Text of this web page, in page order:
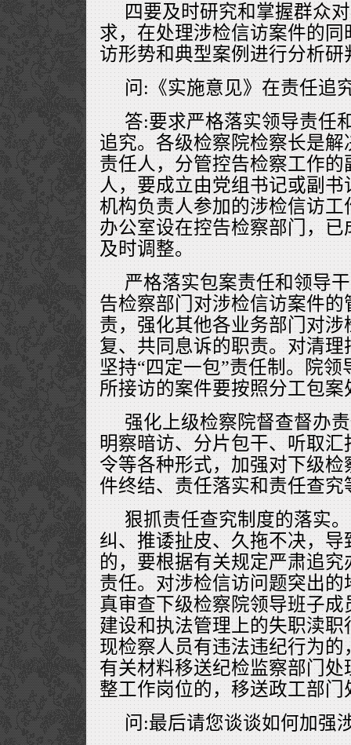
四要及时研究和掌握群众
求，在处理涉检信访案件的
访形势和典型案例进行分析研
问:《实施意见》在责任追
答:要求严格落实领导责任
追究。各级检察院检察长是
责任人，分管控告检察工作
人，要成立由党组书记或副
机构负责人参加的涉检信访
办公室设在控告检察部门，
及时调整。
严格落实包案责任和领导
告检察部门对涉检信访案件
责，强化其他各业务部门对
复、共同息诉的职责。对清
坚持“四定一包”责任制。院
所接访的案件要按照分工包
强化上级检察院督查督办
明察暗访、分片包干、听取
令等各种形式，加强对下级
件终结、责任落实和责任查
狠抓责任查究制度的落实
纠、推诿扯皮、久拖不决，
的，要根据有关规定严肃追
责任。对涉检信访问题突出
真审查下级检察院领导班子
建设和执法管理上的失职渎
现检察人员有违法违纪行为
有关材料移送纪检监察部门
整工作岗位的，移送政工部门
问:最后请您谈谈如何加强